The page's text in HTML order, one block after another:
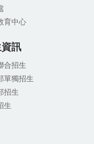
育中心
訊
合招生
單獨招生
招生
生